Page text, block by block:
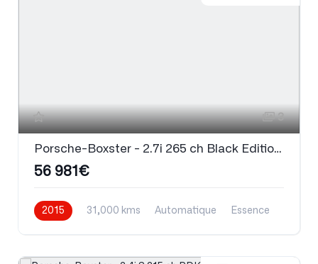
3
Porsche-Boxster - 2.7i 265 ch Black Edition PDK
56 981€
2015 31,000 kms Automatique Essence